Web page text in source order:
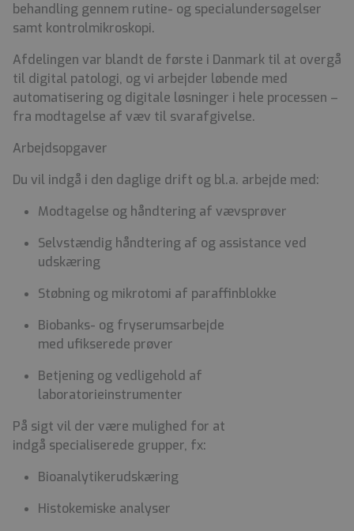
behandling gennem rutine- og specialundersøgelser
samt kontrolmikroskopi.
Afdelingen var blandt de første i Danmark til at overgå
til digital patologi, og vi arbejder løbende med
automatisering og digitale løsninger i hele processen –
fra modtagelse af væv til svarafgivelse.
Arbejdsopgaver
Du vil indgå i den daglige drift og bl.a. arbejde med:
Modtagelse og håndtering af vævsprøver
Selvstændig håndtering af og assistance ved
udskæring
Støbning og mikrotomi af paraffinblokke
Biobanks- og fryserumsarbejde
med ufikserede prøver
Betjening og vedligehold af
laboratorieinstrumenter
På sigt vil der være mulighed for at
indgå specialiserede grupper, fx:
Bioanalytikerudskæring
Histokemiske analyser